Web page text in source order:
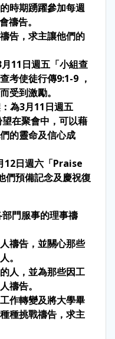
時期踴躍參加每週
禱告。
告，求主讓他們的
11日週五「小組查
考使徒行傳9:1-9 ，
受到激勵。
為3月11日週五
望在聚會中，可以藉
的靈命及信心成
12日週六「Praise
預備記念及慶祝復
門服事的理事禱
禱告，並關心那些
。
人，並為那些因工
禱告。
作轉變及將大學畢
種挑戰禱告，求主